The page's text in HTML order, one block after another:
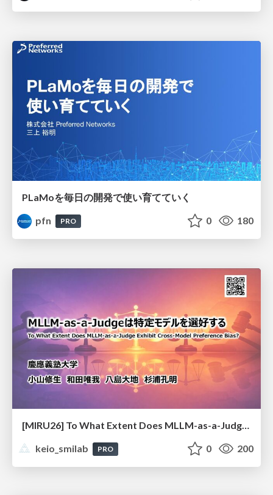
PLaMoを毎日の開発で使い育てていく
pfn
PRO 0 180
keio_smilab
PRO 0 200